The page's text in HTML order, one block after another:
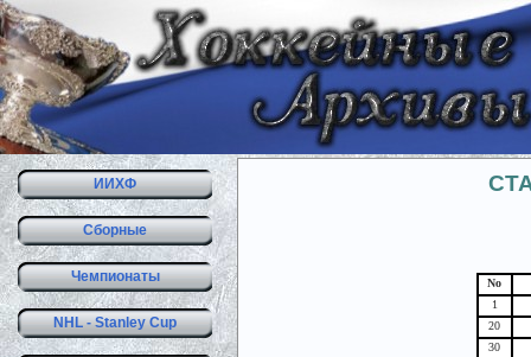
ИИХФ
Сборные
Чемпионаты
NHL - Stanley Cup
No
1
20
30